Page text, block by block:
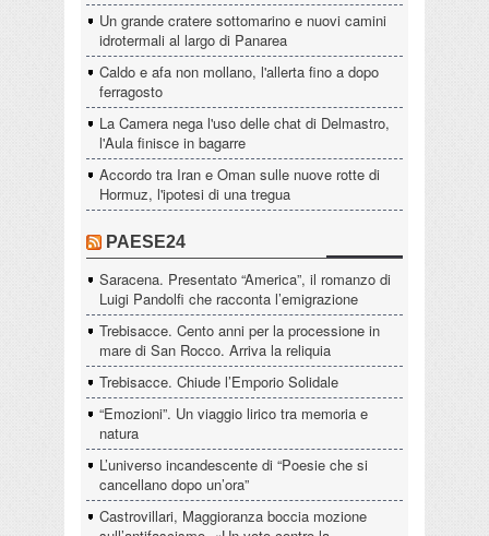
Un grande cratere sottomarino e nuovi camini
idrotermali al largo di Panarea
Caldo e afa non mollano, l'allerta fino a dopo
ferragosto
La Camera nega l'uso delle chat di Delmastro,
l'Aula finisce in bagarre
Accordo tra Iran e Oman sulle nuove rotte di
Hormuz, l'ipotesi di una tregua
PAESE24
Saracena. Presentato “America”, il romanzo di
Luigi Pandolfi che racconta l’emigrazione
Trebisacce. Cento anni per la processione in
mare di San Rocco. Arriva la reliquia
Trebisacce. Chiude l’Emporio Solidale
“Emozioni”. Un viaggio lirico tra memoria e
natura
L’universo incandescente di “Poesie che si
cancellano dopo un’ora”
Castrovillari, Maggioranza boccia mozione